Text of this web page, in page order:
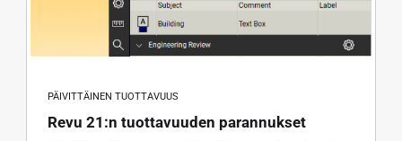
PÄIVITTÄINEN TUOTTAVUUS
Revu 21:n tuottavuuden parannukset